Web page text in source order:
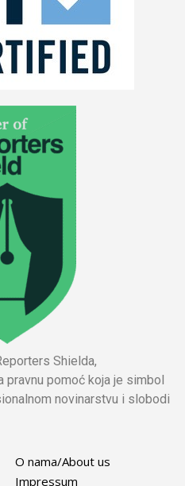
Shielda,
pomoć koja je simbol
novinarstvu i slobodi
O nama/About us
Impressum